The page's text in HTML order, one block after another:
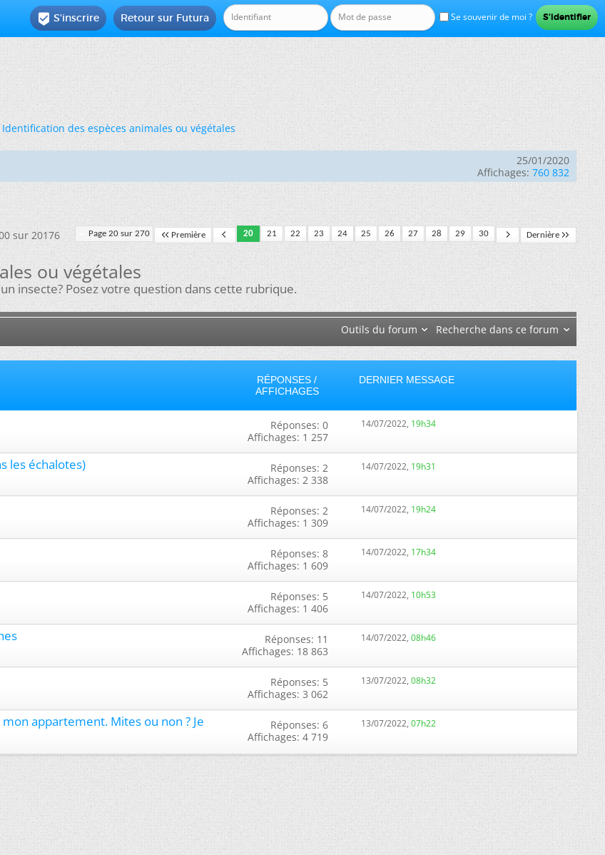
Se souvenir de moi ?
Retour sur Futura
 S'inscrire
Identification des espèces animales ou végétales
25/01/2020
Affichages: 760 832
Page 20 sur 270 Première 20 21 22 23 24 25 26 27 28 29 30 Dernière
sur 20176
ou végétales
insecte? Posez votre question dans cette rubrique.
Outils du forum Recherche dans ce forum
RÉPONSES /
AFFICHAGES
DERNIER MESSAGE
Réponses: 0
Affichages: 1 257
14/07/2022, 19h34
les échalotes)
Réponses: 2
Affichages: 2 338
14/07/2022, 19h31
Réponses: 2
Affichages: 1 309
14/07/2022, 19h24
Réponses: 8
Affichages: 1 609
14/07/2022, 17h34
Réponses: 5
Affichages: 1 406
14/07/2022, 10h53
Réponses: 11
Affichages: 18 863
14/07/2022, 08h46
Réponses: 5
Affichages: 3 062
13/07/2022, 08h32
appartement. Mites ou non ? Je
Réponses: 6
Affichages: 4 719
13/07/2022, 07h22